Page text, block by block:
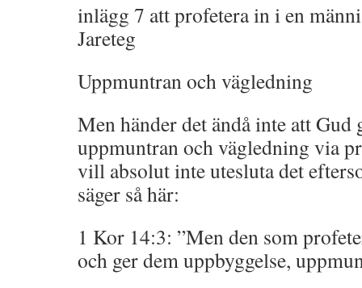
inlägg 7 att profetera in i en
Jareteg
Uppmuntran och vägledning
Men händer det ändå inte att Gud
uppmuntran och vägledning via
vill absolut inte utesluta det
säger så här:
1 Kor 14:3: ”Men den som
och ger dem uppbyggelse,